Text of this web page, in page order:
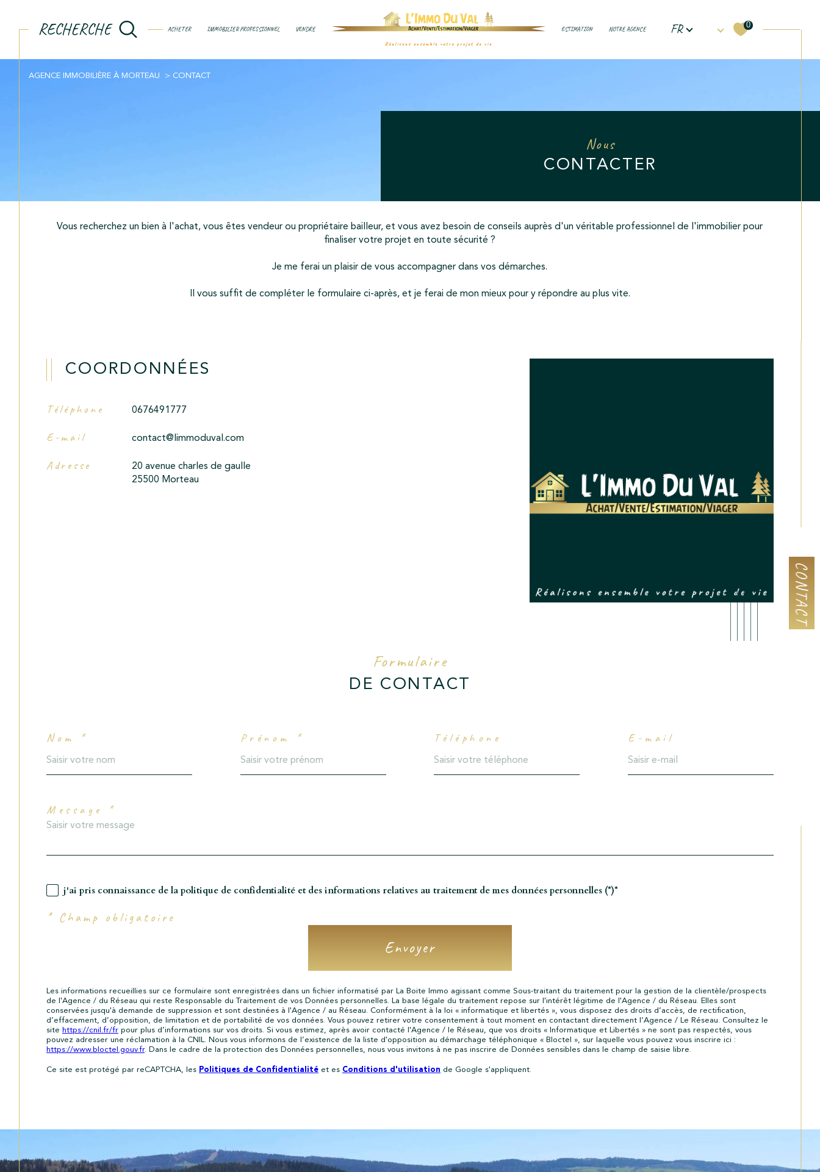
ACHETER IMMOBILIER PROFESSIONNEL VENDRE ESTIMATION NOTRE AGENCE
RECHERCHE Langue
FR 0
CONTACT
Voir les10annonces
Réinitialiser les filtres
AGENCE IMMOBILIÈRE À MORTEAU CONTACT
Nous
CONTACTER
Vous recherchez un bien à l'achat, vous êtes vendeur ou propriétaire bailleur, et vous avez besoin de conseils auprès d'un véritable professionnel de l'immobilier pour
finaliser votre projet en toute sécurité ?
Je me ferai un plaisir de vous accompagner dans vos démarches.
Il vous suffit de compléter le formulaire ci-après, et je ferai de mon mieux pour y répondre au plus vite.
COORDONNÉES
Téléphone 0676491777
E-mail contact@limmoduval.com
Adresse
20 avenue charles de gaulle
25500 Morteau
Formulaire
DE CONTACT
Nom * Prénom * Téléphone E-mail
Message *
j'ai pris connaissance de la politique de confidentialité et des informations relatives au traitement de mes données personnelles (*)*
* Champ obligatoire
Envoyer
Les informations recueillies sur ce formulaire sont enregistrées dans un fichier informatisé par La Boite Immo agissant comme Sous-traitant du traitement pour la gestion de la clientèle/prospects
de l'Agence / du Réseau qui reste Responsable du Traitement de vos Données personnelles. La base légale du traitement repose sur l'intérêt légitime de l'Agence / du Réseau. Elles sont
conservées jusqu'à demande de suppression et sont destinées à l'Agence / au Réseau. Conformément à la loi « informatique et libertés », vous disposez des droits d’accès, de rectification,
d’effacement, d’opposition, de limitation et de portabilité de vos données. Vous pouvez retirer votre consentement à tout moment en contactant directement l’Agence / Le Réseau. Consultez le
site https://cnil.fr/frpour plus d’informations sur vos droits. Si vous estimez, après avoir contacté l'Agence / le Réseau, que vos droits « Informatique et Libertés » ne sont pas respectés, vous
pouvez adresser une réclamation à la CNIL. Nous vous informons de l’existence de la liste d'opposition au démarchage téléphonique « Bloctel », sur laquelle vous pouvez vous inscrire ici :
https://www.bloctel.gouv.fr. Dans le cadre de la protection des Données personnelles, nous vous invitons à ne pas inscrire de Données sensibles dans le champ de saisie libre.
Ce site est protégé par reCAPTCHA, les Politiques de Confidentialitéet es Conditions d'utilisation de Google s'appliquent.